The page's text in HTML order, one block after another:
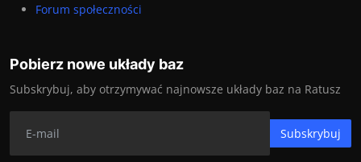
Forum społeczności
Pobierz nowe układy baz
Subskrybuj, aby otrzymywać najnowsze układy baz na Ratusz
Subskrybuj